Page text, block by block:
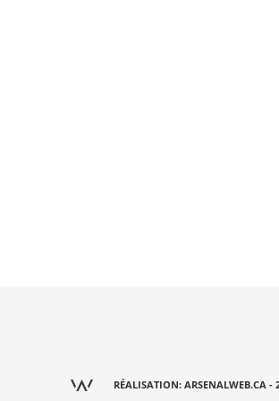
RÉALISATION: ARSENALWEB.CA -